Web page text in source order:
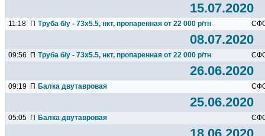
15.07.2020
11:18 П Труба б/у - 73х5.5, нкт, пропаренная от 22 000 р/тн
08.07.2020
09:56 П Труба б/у - 73х5.5, нкт, пропаренная от 22 000 р/тн
26.06.2020
09:19 П Балка двутавровая
25.06.2020
05:05 П Балка двутавровая